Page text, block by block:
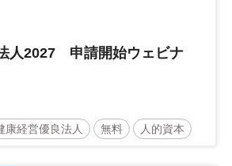
人2027 申請開始ウェビナ
康経営優良法人 無料 人的資本